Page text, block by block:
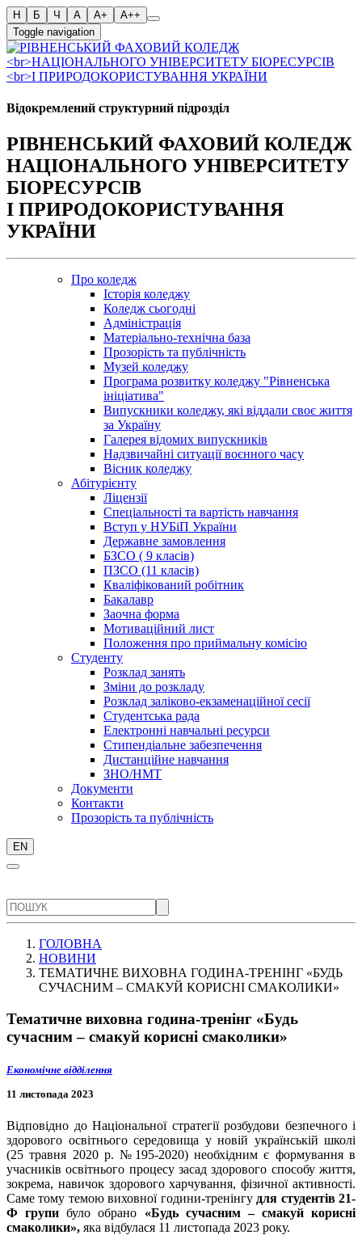
Toggle navigation
Відокремлений структурний підрозділ
РІВНЕНСЬКИЙ ФАХОВИЙ КОЛЕДЖ
НАЦІОНАЛЬНОГО УНІВЕРСИТЕТУ
БІОРЕСУРСІВ
І ПРИРОДОКОРИСТУВАННЯ
УКРАЇНИ
Про коледж
Історія коледжу
Коледж сьогодні
Адміністрація
Матеріально-технічна база
Прозорість та публічність
Музей коледжу
Програма розвитку коледжу "Рівненська
ініціатива"
Випускники коледжу, які віддали своє життя
за Україну
Галерея відомих випускників
Надзвичайні ситуації воєнного часу
Вісник коледжу
Абітурієнту
Ліцензії
Спеціальності та вартість навчання
Вступ у НУБіП України
Державне замовлення
БЗСО ( 9 класів)
ПЗСО (11 класів)
Кваліфікований робітник
Бакалавр
Заочна форма
Мотиваційний лист
Положення про приймальну комісію
Студенту
Розклад занять
Зміни до розкладу
Розклад заліково-екзаменаційної сесії
Студентська рада
Електронні навчальні ресурси
Стипендіальне забезпечення
Дистанційне навчання
ЗНО/НМТ
Документи
Контакти
Прозорість та публічність
EN
ГОЛОВНА
НОВИНИ
ТЕМАТИЧНЕ ВИХОВНА ГОДИНА-ТРЕНІНГ «БУДЬ
СУЧАСНИМ – СМАКУЙ КОРИСНІ СМАКОЛИКИ»
Тематичне виховна година-тренінг «Будь
сучасним – смакуй корисні смаколики»
Економічне відділення
11 листопада 2023
Відповідно до Національної стратегії розбудови безпечного і
здорового освітнього середовища у новій українській школі
(25 травня 2020 р. №195-2020) необхідним є формування в
учасників освітнього процесу засад здорового способу життя,
зокрема, навичок здорового харчування, фізичної активності.
Саме тому темою виховної години-тренінгу для студентів21-
Ф групибуло обрано «Будь сучасним – смакуй корисні
смаколики», яка відбулася 11 листопада 2023 року.